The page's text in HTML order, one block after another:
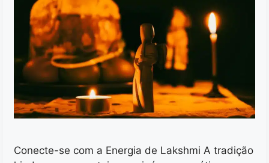
Conecte-se com a Energia de Lakshmi A tradição